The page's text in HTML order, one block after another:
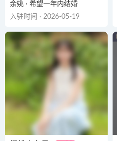
余姚 · 希望一年内结婚
入驻时间 · 2026-05-19